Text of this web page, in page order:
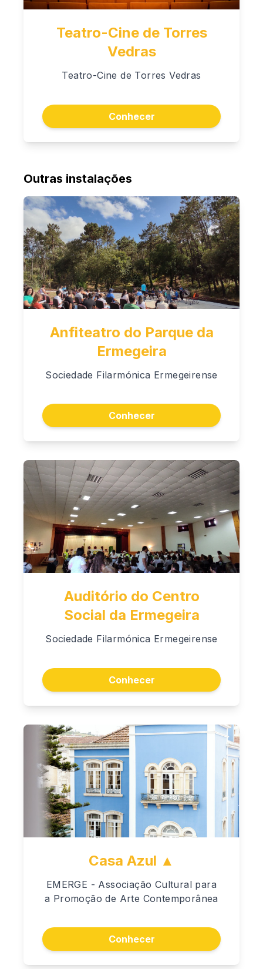
Teatro-Cine de Torres
Vedras
Teatro-Cine de Torres Vedras
Conhecer
Outras instalações
Anfiteatro do Parque da
Ermegeira
Sociedade Filarmónica Ermegeirense
Conhecer
Auditório do Centro
Social da Ermegeira
Sociedade Filarmónica Ermegeirense
Conhecer
Casa Azul ▲
EMERGE - Associação Cultural para
a Promoção de Arte Contemporânea
Conhecer